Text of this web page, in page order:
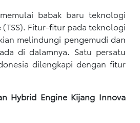
babak baru teknologi
(TSS). Fitur-fitur pada teknologi
melindungi pengemudi dan
di dalamnya. Satu persatu
dilengkapi dengan fitur
Hybrid Engine Kijang Innova